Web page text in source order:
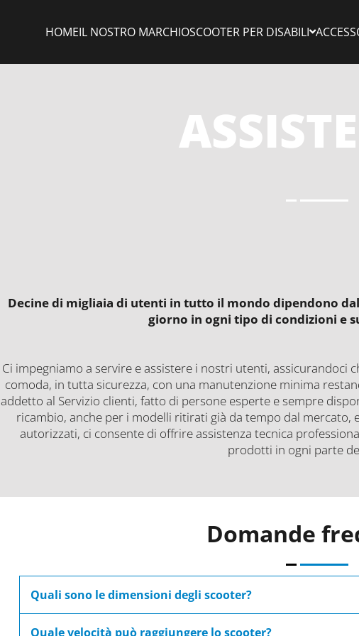
HOMEIL NOSTRO MARCHIOSCOOTER PER DISABILI​
Decine di migliaia di utenti in tutto il mondo dipendono
giorno in ogni tipo di condizioni e
Ci impegniamo a servire e assistere i nostri utenti, assicurandoci
comoda, in tutta sicurezza, con una manutenzione minima
addetto al Servizio clienti, fatto di persone esperte e sempre
ricambio, anche per i modelli ritirati già da tempo dal
autorizzati, ci consente di offrire assistenza tecnica
prodotti in ogni parte
Domande
Quali sono le dimensioni degli scooter?
Quale velocità può raggiungere lo scooter?